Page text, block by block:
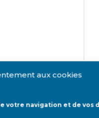
aux cookies
votre navigation et de vos